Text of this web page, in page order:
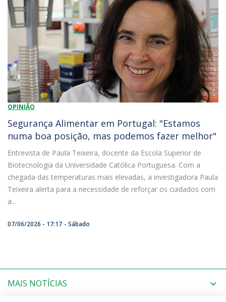
OPINIÃO
Segurança Alimentar em Portugal: "Estamos
numa boa posição, mas podemos fazer melhor"
Entrevista de Paula Teixeira, docente da Escola Superior de
Biotecnologia da Universidade Católica Portuguesa. Com a
chegada das temperaturas mais elevadas, a investigadora Paula
Teixeira alerta para a necessidade de reforçar os cuidados com
a...
07/06/2026 - 17:17 Sábado
MAIS NOTÍCIAS